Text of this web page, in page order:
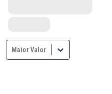
Maior Valor